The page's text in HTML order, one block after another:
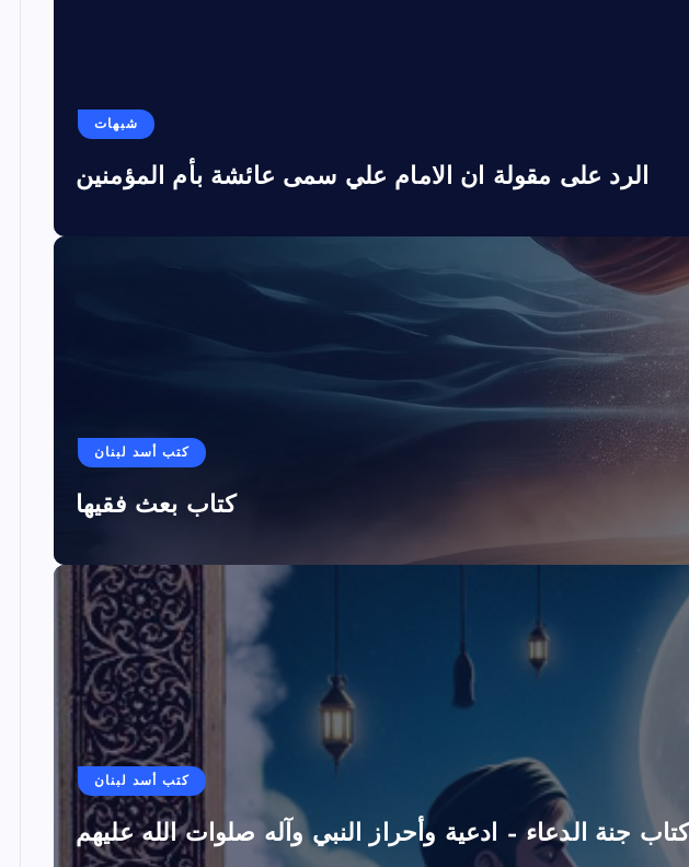
شبهات
الرد على مقولة ان الامام علي سمى عائشة بأم المؤمنين
كتب أسد لبنان
كتاب بعث فقيها
كتب أسد لبنان
كتاب جنة الدعاء – ادعية وأحراز النبي وآله صلوات الله عليهم